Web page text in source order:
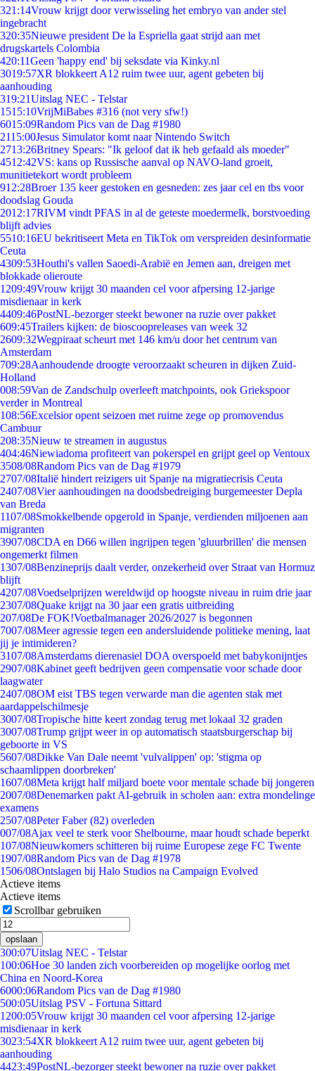
321:14Vrouw krijgt door verwisseling het embryo van ander stel
ingebracht
320:35Nieuwe president De la Espriella gaat strijd aan met
drugskartels Colombia
420:11Geen 'happy end' bij seksdate via Kinky.nl
3019:57XR blokkeert A12 ruim twee uur, agent gebeten bij
aanhouding
319:21Uitslag NEC - Telstar
1515:10VrijMiBabes #316 (not very sfw!)
6015:09Random Pics van de Dag #1980
2115:00Jesus Simulator komt naar Nintendo Switch
2713:26Britney Spears: "Ik geloof dat ik heb gefaald als moeder"
4512:42VS: kans op Russische aanval op NAVO-land groeit,
munitietekort wordt probleem
912:28Broer 135 keer gestoken en gesneden: zes jaar cel en tbs voor
doodslag Gouda
2012:17RIVM vindt PFAS in al de geteste moedermelk, borstvoeding
blijft advies
5510:16EU bekritiseert Meta en TikTok om verspreiden desinformatie
Ceuta
4309:53Houthi's vallen Saoedi-Arabië en Jemen aan, dreigen met
blokkade olieroute
1209:49Vrouw krijgt 30 maanden cel voor afpersing 12-jarige
misdienaar in kerk
4409:46PostNL-bezorger steekt bewoner na ruzie over pakket
609:45Trailers kijken: de bioscoopreleases van week 32
2609:32Wegpiraat scheurt met 146 km/u door het centrum van
Amsterdam
709:28Aanhoudende droogte veroorzaakt scheuren in dijken Zuid-
Holland
008:59Van de Zandschulp overleeft matchpoints, ook Griekspoor
verder in Montreal
108:56Excelsior opent seizoen met ruime zege op promovendus
Cambuur
208:35Nieuw te streamen in augustus
404:46Niewiadoma profiteert van pokerspel en grijpt geel op Ventoux
3508/08Random Pics van de Dag #1979
2707/08Italië hindert reizigers uit Spanje na migratiecrisis Ceuta
2407/08Vier aanhoudingen na doodsbedreiging burgemeester Depla
van Breda
1107/08Smokkelbende opgerold in Spanje, verdienden miljoenen aan
migranten
3907/08CDA en D66 willen ingrijpen tegen 'gluurbrillen' die mensen
ongemerkt filmen
1307/08Benzineprijs daalt verder, onzekerheid over Straat van Hormuz
blijft
4207/08Voedselprijzen wereldwijd op hoogste niveau in ruim drie jaar
2307/08Quake krijgt na 30 jaar een gratis uitbreiding
207/08De FOK!Voetbalmanager 2026/2027 is begonnen
7007/08Meer agressie tegen een andersluidende politieke mening, laat
jij je intimideren?
3107/08Amsterdams dierenasiel DOA overspoeld met babykonijntjes
2907/08Kabinet geeft bedrijven geen compensatie voor schade door
laagwater
2407/08OM eist TBS tegen verwarde man die agenten stak met
aardappelschilmesje
3007/08Tropische hitte keert zondag terug met lokaal 32 graden
3007/08Trump grijpt weer in op automatisch staatsburgerschap bij
geboorte in VS
5607/08Dikke Van Dale neemt 'vulvalippen' op: 'stigma op
schaamlippen doorbreken'
1607/08Meta krijgt half miljard boete voor mentale schade bij jongeren
2007/08Denemarken pakt AI-gebruik in scholen aan: extra mondelinge
examens
2507/08Peter Faber (82) overleden
007/08Ajax veel te sterk voor Shelbourne, maar houdt schade beperkt
107/08Nieuwkomers schitteren bij ruime Europese zege FC Twente
1907/08Random Pics van de Dag #1978
1506/08Ontslagen bij Halo Studios na Campaign Evolved
Actieve items
Actieve items
Scrollbar gebruiken
opslaan
300:07Uitslag NEC - Telstar
100:06Hoe 30 landen zich voorbereiden op mogelijke oorlog met
China en Noord-Korea
6000:06Random Pics van de Dag #1980
500:05Uitslag PSV - Fortuna Sittard
1200:05Vrouw krijgt 30 maanden cel voor afpersing 12-jarige
misdienaar in kerk
3023:54XR blokkeert A12 ruim twee uur, agent gebeten bij
aanhouding
4423:49PostNL-bezorger steekt bewoner na ruzie over pakket